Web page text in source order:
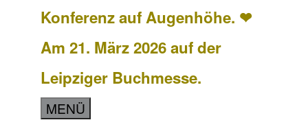
Konferenz auf Augenhöhe. ❤
Am 21. März 2026 auf der
Leipziger Buchmesse.
MENÜ